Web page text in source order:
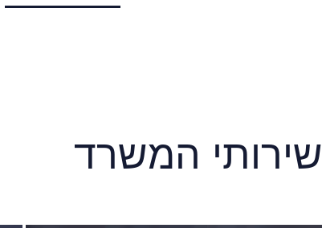
שירותי המשרד